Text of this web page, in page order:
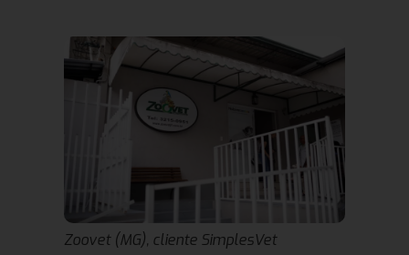
Zoovet (MG), cliente SimplesVet